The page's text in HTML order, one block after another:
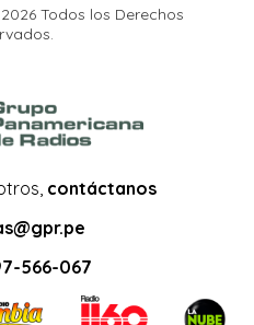
Todos los Derechos
contáctanos
566-067